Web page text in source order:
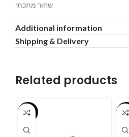
שחור מתכתי
Additional information
Shipping & Delivery
Related products
-55% -